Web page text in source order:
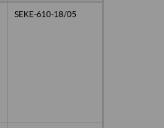
SEKE-610-18/05